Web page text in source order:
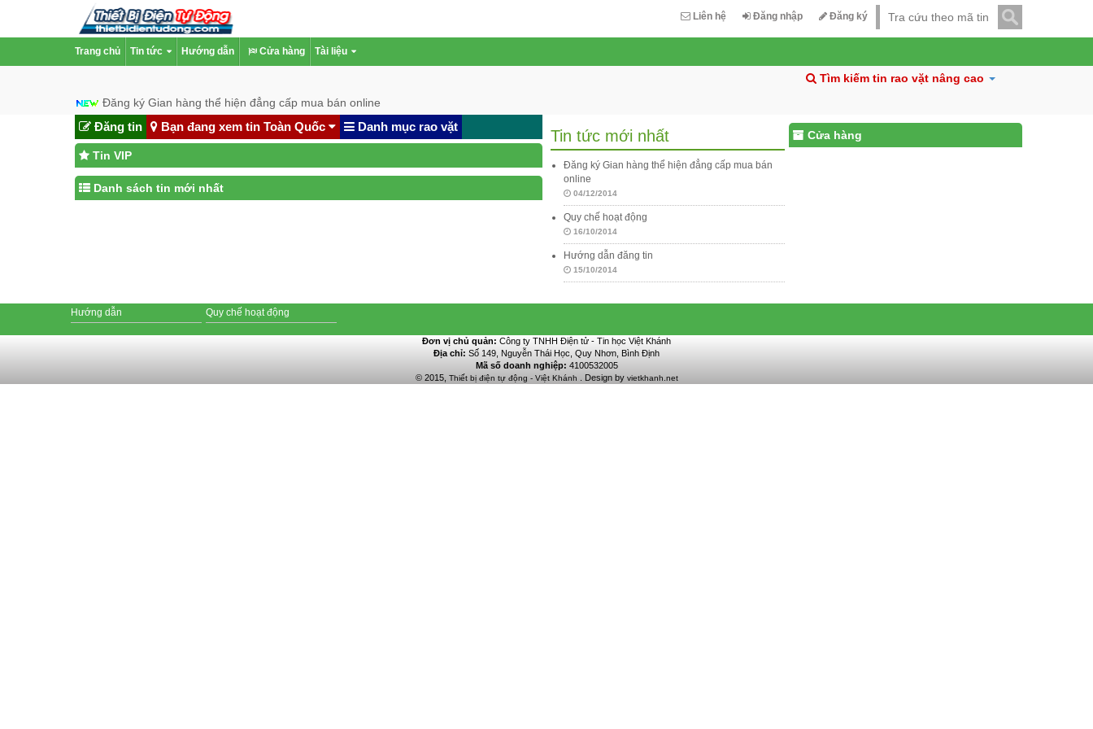
Liên hệ Đăng nhập Đăng ký
Trang chủ Tin tức Hướng dẫn Cửa hàng Tài liệu
Tìm kiếm tin rao vặt nâng cao
Đăng ký Gian hàng thể hiện đẳng cấp mua bán online
Đăng tin Bạn đang xem tin Toàn Quốc Danh mục rao vặt
Tin VIP
Danh sách tin mới nhất
Tin tức mới nhất
Đăng ký Gian hàng thể hiện đẳng cấp mua bán
online
04/12/2014
Quy chế hoạt động
16/10/2014
Hướng dẫn đăng tin
15/10/2014
Cửa hàng
Hướng dẫn Quy chế hoạt động
Đơn vị chủ quản: Công ty TNHH Điện tử - Tin học Việt Khánh
Địa chỉ: Số 149, Nguyễn Thái Học, Quy Nhơn, Bình Định
Mã số doanh nghiệp: 4100532005
© 2015, Thiết bị điện tự động - Việt Khánh . Design by vietkhanh.net